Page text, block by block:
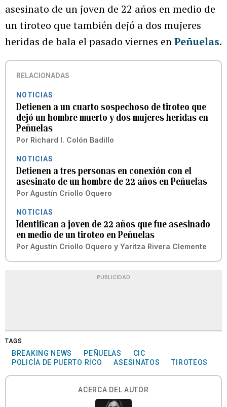
asesinato de un joven de 22 años en medio de
un tiroteo que también dejó a dos mujeres
heridas de bala el pasado viernes enPeñuelas.
RELACIONADAS
NOTICIAS
Detienen a un cuarto sospechoso de tiroteo que
dejó un hombre muerto y dos mujeres heridas en
Peñuelas
Por Richard I. Colón Badillo
NOTICIAS
Detienen a tres personas en conexión con el
asesinato de un hombre de 22 años en Peñuelas
Por Agustín Criollo Oquero
NOTICIAS
Identifican a joven de 22 años que fue asesinado
en medio de un tiroteo en Peñuelas
Por Agustín Criollo Oquero y Yaritza Rivera Clemente
PUBLICIDAD
TAGS
BREAKING NEWS PEÑUELAS
CIC
POLICÍA DE PUERTO RICO
ASESINATOS TIROTEOS
ACERCA DEL AUTOR